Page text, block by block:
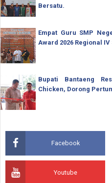
Bersatu.
Empat Guru SMP
Award 2026 Regional
Bupati Bantaeng
Chicken, Dorong
Facebook
Youtube